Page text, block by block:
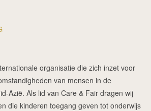
organisatie die zich inzet voor
van mensen in de
Azië. Als lid van Care & Fair dragen wij
die kinderen toegang geven tot onderwijs